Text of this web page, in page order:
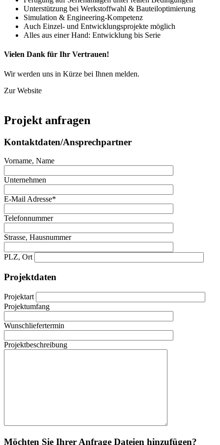
Unterstützung bei Werkstoffwahl & Bauteiloptimierung
Simulation & Engineering-Kompetenz
Auch Einzel- und Entwicklungsprojekte möglich
Alles aus einer Hand: Entwicklung bis Serie
Vielen Dank für Ihr Vertrauen!
Wir werden uns in Kürze bei Ihnen melden.
Zur Website
Projekt anfragen
Kontaktdaten/Ansprechpartner
Vorname, Name
Unternehmen
E-Mail Adresse*
Telefonnummer
Strasse, Hausnummer
PLZ, Ort
Projektdaten
Projektart
Projektumfang
Wunschliefertermin
Projektbeschreibung
Möchten Sie Ihrer Anfrage Dateien hinzufügen?